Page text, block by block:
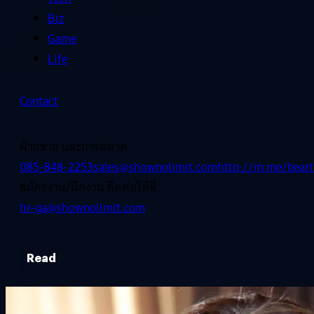
Biz
Game
Life
Contact
ฝ่ายขาย และการตลาด
085-848-2253sales@shownolimit.comhttp://m.me/
สมัครงาน/ฝึกงาน ติดต่อได้ที่
hr-ga@shownolimit.com
Read